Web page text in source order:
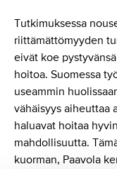
Tutkimuksessa
riittämättömyyden
eivät koe
hoitoa. Suomessa
useammin
vähäisyys aiheuttaa
haluavat hoitaa
mahdollisuutta.
kuorman, Paavola